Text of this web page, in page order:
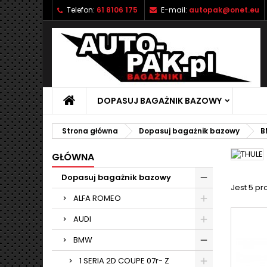
Telefon: 61 8106 175 E-mail: autopak@onet.eu
DOPASUJ BAGAŻNIK BAZOWY
Strona główna Dopasuj bagażnik bazowy
GŁÓWNA
Dopasuj bagażnik bazowy
ALFA ROMEO
AUDI
BMW
1 SERIA 2D COUPE 07r- Z
Jest 5